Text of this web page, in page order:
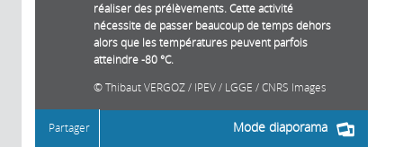
réaliser des prélèvements. Cette activité
nécessite de passer beaucoup de temps dehors
alors que les températures peuvent parfois
atteindre -80 °C.
Thibaut VERGOZ / IPEV / LGGE / CNRS Images
Mode diaporama
Partager